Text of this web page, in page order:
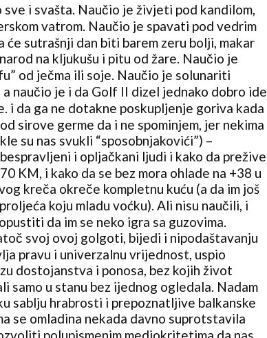
i svašta. Naučio je živjeti pod kandilom,
vatrom. Naučio je spavati pod vedrim
će sutrašnji dan biti barem zeru bolji, makar
na kljukušu i pitu od žare. Naučio je
od ječma ili soje. Naučio je solunariti
naučio je i da Golf II dizel jednako dobro ide
i da ga ne dotakne poskupljenje goriva kada
sirove germe da i ne spominjem, jer nekima
su nas svukli “sposobnjakovići”) –
i opljačkani ljudi i kako da prežive
KM, i kako da se bez mora ohlade na +38 u
kreča okreče kompletnu kuću (a da im još
koju mladu voćku). Ali nisu naučili, i
da im se neko igra sa guzovima.
svoj ovoj golgoti, bijedi i nipodaštavanju
pravu i univerzalnu vrijednost, uspio
dostojanstva i ponosa, bez kojih život
samo u stanu bez ijednog ogledala. Nadam
sablju hrabrosti i prepoznatljive balkanske
se omladina nekada davno suprotstavila
polupismenim mediokritetima da nas